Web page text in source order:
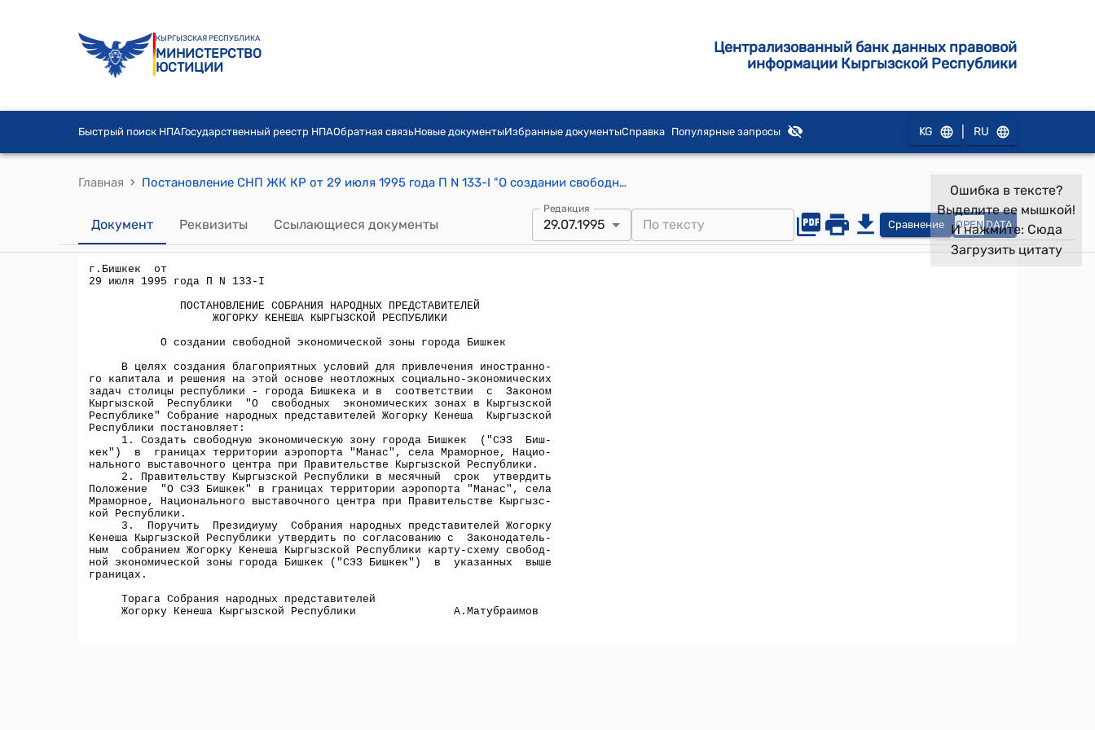
КЫРГЫЗСКАЯ РЕСПУБЛИКА
МИНИСТЕРСТВО
ЮСТИЦИИ
Централизованный банк данных правовой
информации Кыргызской Республики
Быстрый поиск НПАГосударственный реестр НПАОбратная связьНовые документыИзбранные документыСправка Популярные запросы KG RU
Главная › Постановление СНП ЖК КР от 29 июля 1995 года П N 133-I "О создании свободной экономической зоны города Бишкек"
Документ Реквизиты Ссылающиеся документы
Редакция
29.07.1995 Сравнение OPEN DATA
Ошибка в тексте?
Выделите ее мышкой!
И нажмите: Сюда
Загрузить цитату